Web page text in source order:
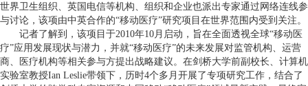
世界卫生组织、英国电信等机构、组织和企业也派出专家通过网络连线参
与讨论，该项由中英合作的“移动医疗”研究项目在世界范围内受到关注。
记者了解到，该项目于2010年10月启动，旨在全面透视全球“移动医
疗”应用发展现状与潜力，并就“移动医疗”的未来发展对监管机构、运营
商、医疗机构等相关参与方提出战略建议。在剑桥大学前副校长、计算机
实验室教授Ian Leslie带领下，历时4个多月开展了专项研究工作，结合了